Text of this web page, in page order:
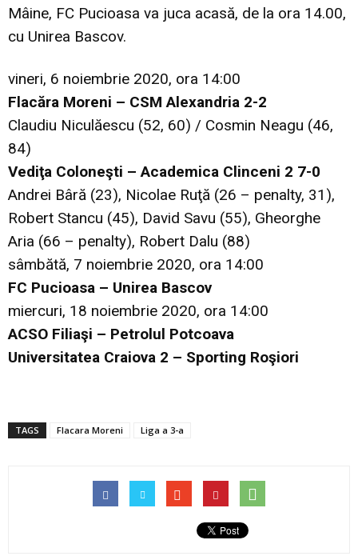
Mâine, FC Pucioasa va juca acasă, de la ora 14.00,
cu Unirea Bascov.
vineri, 6 noiembrie 2020, ora 14:00
Flacăra Moreni – CSM Alexandria 2-2
Claudiu Niculăescu (52, 60) / Cosmin Neagu (46,
84)
Vediţa Coloneşti – Academica Clinceni 2 7-0
Andrei Bâră (23), Nicolae Ruţă (26 – penalty, 31),
Robert Stancu (45), David Savu (55), Gheorghe
Aria (66 – penalty), Robert Dalu (88)
sâmbătă, 7 noiembrie 2020, ora 14:00
FC Pucioasa – Unirea Bascov
miercuri, 18 noiembrie 2020, ora 14:00
ACSO Filiaşi – Petrolul Potcoava
Universitatea Craiova 2 – Sporting Roşiori
TAGS Flacara Moreni Liga a 3-a